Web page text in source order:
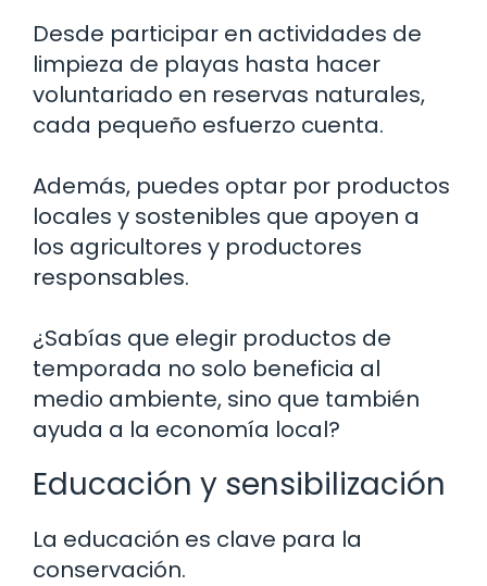
Desde participar en actividades de
limpieza de playas hasta hacer
voluntariado en reservas naturales,
cada pequeño esfuerzo cuenta.
Además, puedes optar por productos
locales y sostenibles que apoyen a
los agricultores y productores
responsables.
¿Sabías que elegir productos de
temporada no solo beneficia al
medio ambiente, sino que también
ayuda a la economía local?
Educación y sensibilización
La educación es clave para la
conservación.